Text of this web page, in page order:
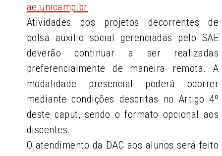
ae.unicamp.br
Atividades dos projetos decorrentes de
bolsa auxílio social gerenciadas pelo SAE
deverão continuar a ser realizadas
preferencialmente de maneira remota. A
modalidade presencial poderá ocorrer
mediante condições descritas no Artigo 4º
deste caput, sendo o formato opcional aos
discentes.
O atendimento da DAC aos alunos será feito